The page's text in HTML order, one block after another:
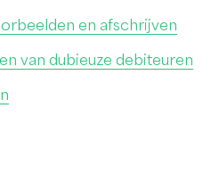
en afschrijven
van dubieuze debiteuren